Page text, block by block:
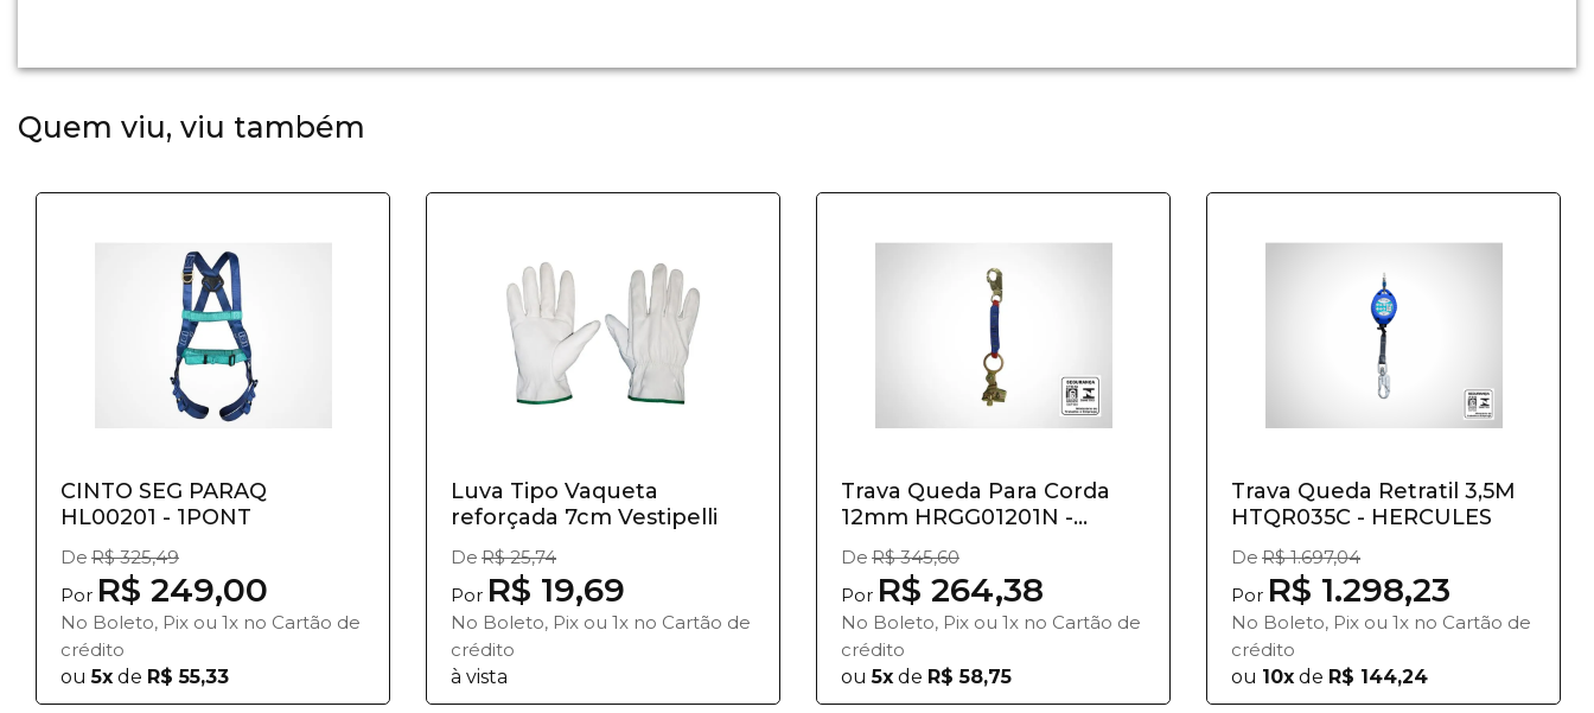
Quem viu, viu também
CINTO SEG PARAQ
HL00201 - 1PONT
De R$ 325,49
Por R$ 249,00
No Boleto, Pix ou 1x no Cartão de
crédito
ou5x de R$ 55,33
Luva Tipo Vaqueta
reforçada 7cm Vestipelli
De R$ 25,74
Por R$ 19,69
No Boleto, Pix ou 1x no Cartão de
crédito
à vista
Trava Queda Para Corda
12mm HRGG01201N -
HERCULES
De R$ 345,60
Por R$ 264,38
No Boleto, Pix ou 1x no Cartão de
crédito
ou5x de R$ 58,75
Trava Queda Retratil 3,5M
HTQR035C - HERCULES
De R$ 1.697,04
Por R$ 1.298,23
No Boleto, Pix ou 1x no Cartão de
crédito
ou 10x de R$ 144,24